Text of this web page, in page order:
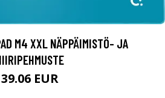
M4 XXL NÄPPÄIMISTÖ- JA
39.06 EUR